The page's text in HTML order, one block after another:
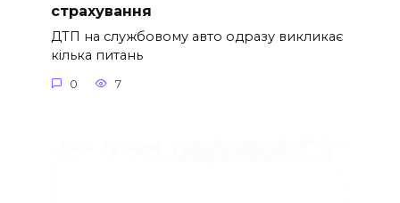
страхування
ДТП на службовому авто одразу викликає
кілька питань
0 7